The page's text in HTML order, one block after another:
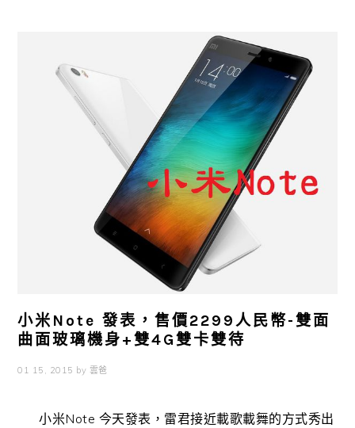
小米Note 發表，售價2299人民幣-雙面
曲面玻璃機身+雙4G雙卡雙待
01 15, 2015 by 雲爸
小米Note 今天發表，雷君接近載歌載舞的方式秀出